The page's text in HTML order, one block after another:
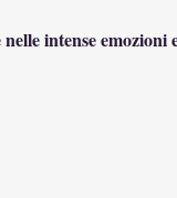
intense emozioni